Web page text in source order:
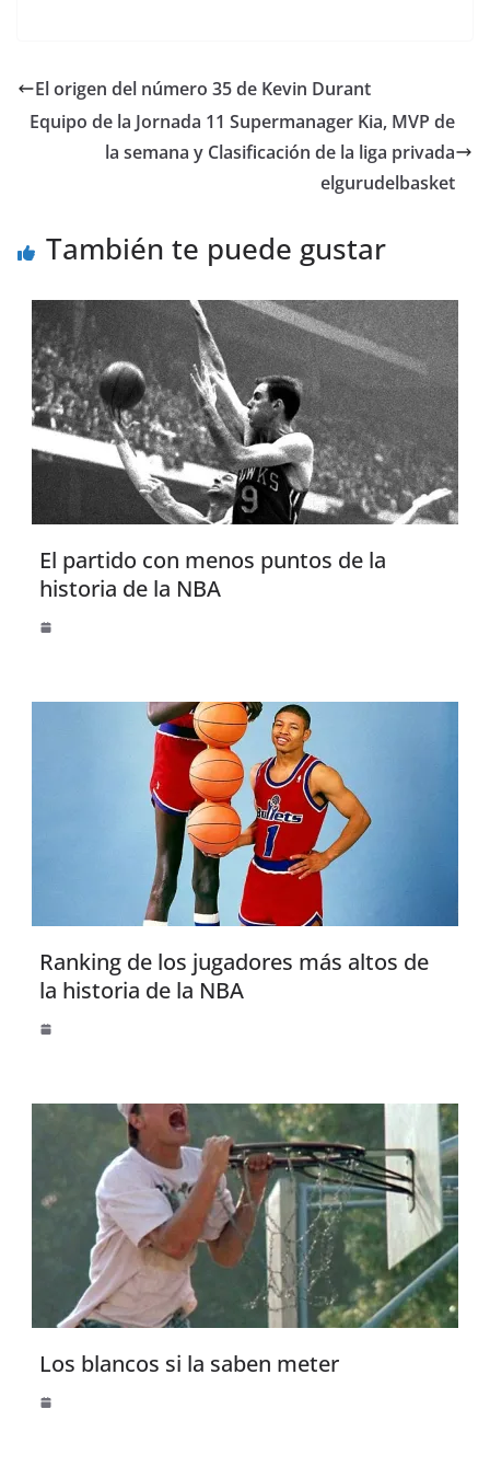
El origen del número 35 de Kevin Durant
Equipo de la Jornada 11 Supermanager Kia, MVP de
la semana y Clasificación de la liga privada
elgurudelbasket
También te puede gustar
El partido con menos puntos de la
historia de la NBA
Ranking de los jugadores más altos de
la historia de la NBA
Los blancos si la saben meter